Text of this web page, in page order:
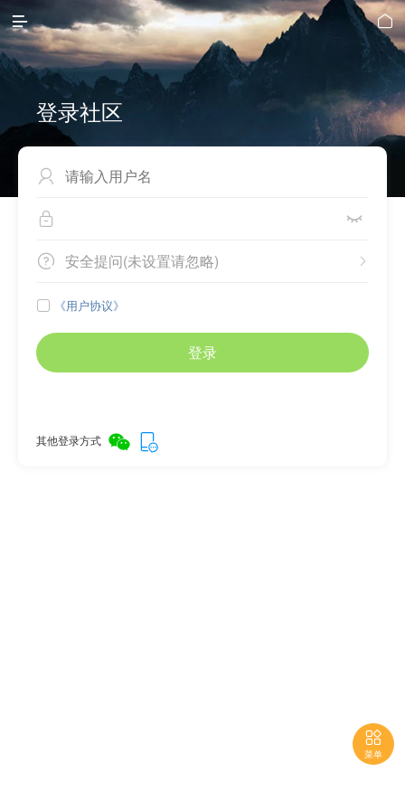
 
登录社区

 
 
安全提问(未设置请忽略)
 《用户协议》
登录
其他登录方式

菜单